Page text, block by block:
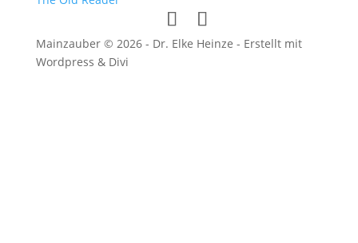
Mainzauber © 2026 - Dr. Elke Heinze - Erstellt mit
Wordpress & Divi